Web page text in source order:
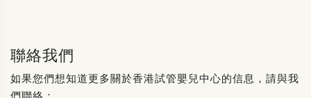
聯絡我們
如果您們想知道更多關於香港試管嬰兒中心的信息，請與我
們聯絡：